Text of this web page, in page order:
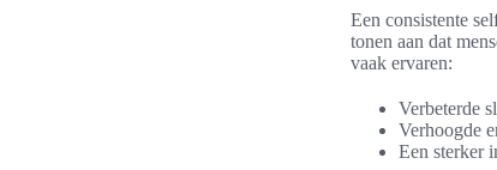
Een consistente
tonen aan dat
vaak ervaren:
Verbeterde
Verhoogde
Een sterker